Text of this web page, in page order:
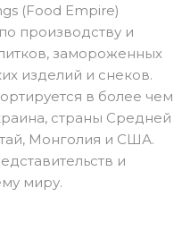
(Food Empire)
производству и
замороженных
изделий и снеков.
в более чем
страны Средней
Монголия и США.
и
миру.